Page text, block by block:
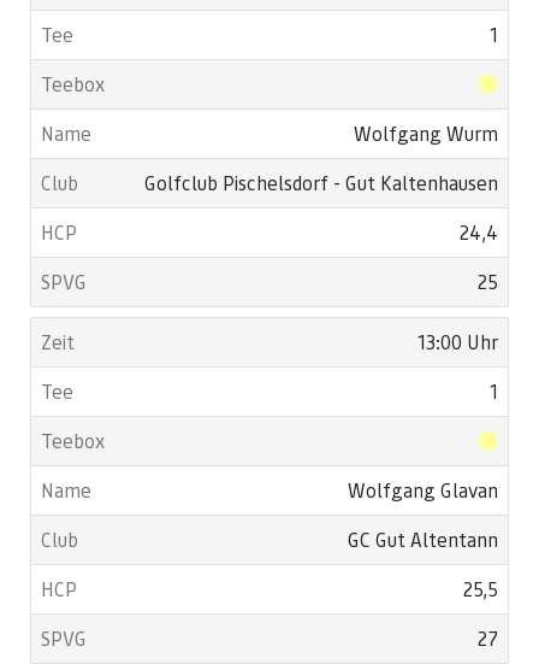
1
Wolfgang Wurm
Golfclub Pischelsdorf - Gut Kaltenhausen
24,4
25
13:00 Uhr
1
Wolfgang Glavan
GC Gut Altentann
25,5
27